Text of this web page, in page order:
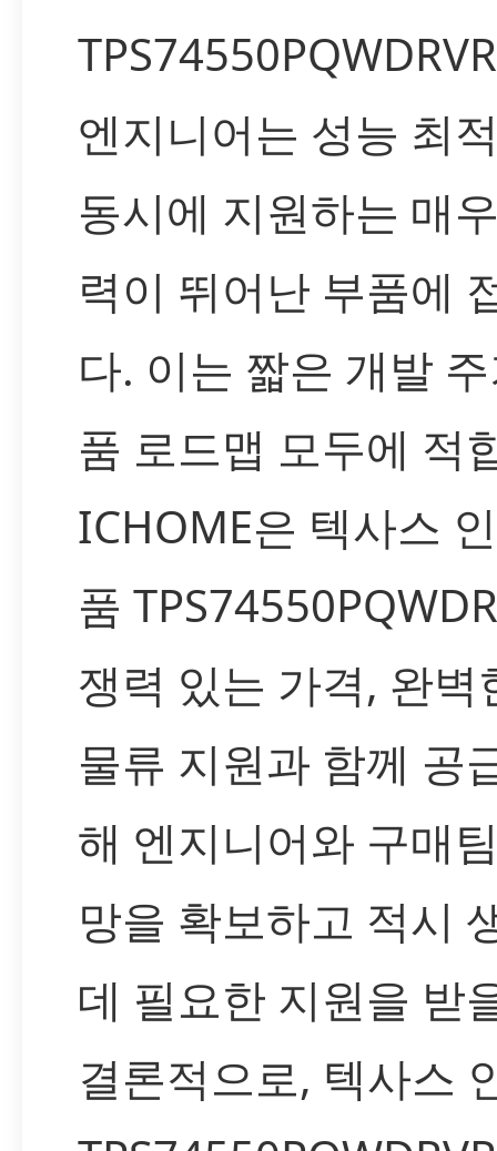
엔지니어는 성능 최
동시에 지원하는 매
력이 뛰어난 부품에
다. 이는 짧은 개발
품 로드맵 모두에 적
ICHOME은 텍사스
품
쟁력 있는 가격, 완
물류 지원과 함께 공
해 엔지니어와 구매
망을 확보하고 적시
데 필요한 지원을 받
결론적으로, 텍사스